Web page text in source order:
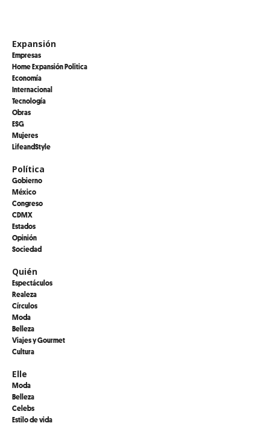
Expansión
Empresas
Home Expansión Politica
Economía
Internacional
Tecnología
Obras
ESG
Mujeres
LifeandStyle
Política
Gobierno
México
Congreso
CDMX
Estados
Opinión
Sociedad
Quién
Espectáculos
Realeza
Círculos
Moda
Belleza
Viajes y Gourmet
Cultura
Elle
Moda
Belleza
Celebs
Estilo de vida